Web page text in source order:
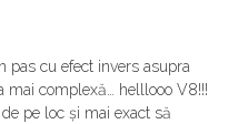
pas cu efect invers asupra
mai complexă… helllooo V8!!!
de pe loc și mai exact să